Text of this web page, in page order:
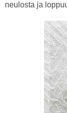
neulosta ja